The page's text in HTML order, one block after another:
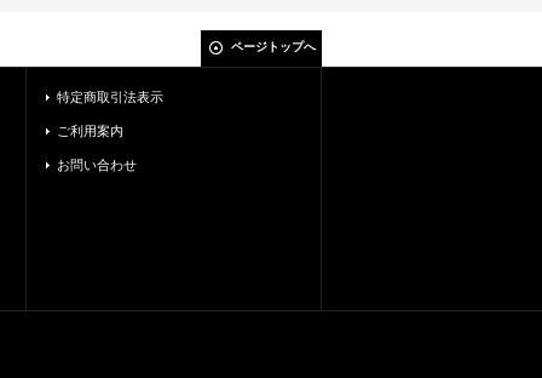
ページトップへ
特定商取引法表示
ご利用案内
お問い合わせ